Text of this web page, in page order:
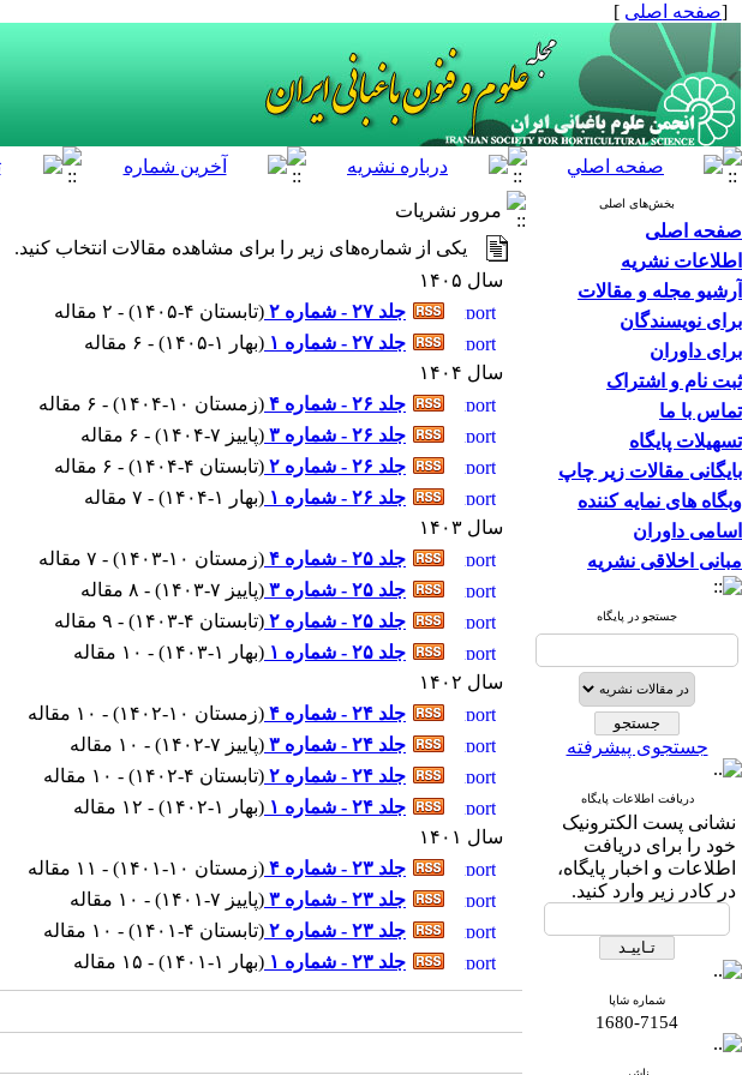
[صفحه اصلی ]
بخش‌های اصلی
صفحه اصلی
اطلاعات نشریه
آرشیو مجله و مقالات
برای نویسندگان
برای داوران
ثبت نام و اشتراک
تماس با ما
تسهیلات پایگاه
بایگانی مقالات زیر چاپ
وبگاه های نمایه کننده
اسامی داوران
مبانی اخلاقی نشریه
جستجو در پایگاه
جستجوی پیشرفته
دریافت اطلاعات پایگاه
نشانی پست الکترونیک
خود را برای دریافت
اطلاعات و اخبار پایگاه،
در کادر زیر وارد کنید.
شماره شاپا
1680-7154
مرور نشریات
یکی از شماره‌های زیر را برای مشاهده مقالات انتخاب کنید.
سال ۱۴۰۵
جلد ۲۷ - شماره ۲
(تابستان ۴-۱۴۰۵
) - ۲ مقاله
جلد ۲۷ - شماره ۱
(بهار ۱-۱۴۰۵
) - ۶ مقاله
سال ۱۴۰۴
جلد ۲۶ - شماره ۴
(زمستان ۱۰-۱۴۰۴
) - ۶ مقاله
جلد ۲۶ - شماره ۳
(پاییز ۷-۱۴۰۴
) - ۶ مقاله
جلد ۲۶ - شماره ۲
(تابستان ۴-۱۴۰۴
) - ۶ مقاله
جلد ۲۶ - شماره ۱
(بهار ۱-۱۴۰۴
) - ۷ مقاله
سال ۱۴۰۳
جلد ۲۵ - شماره ۴
(زمستان ۱۰-۱۴۰۳
) - ۷ مقاله
جلد ۲۵ - شماره ۳
(پاییز ۷-۱۴۰۳
) - ۸ مقاله
جلد ۲۵ - شماره ۲
(تابستان ۴-۱۴۰۳
) - ۹ مقاله
جلد ۲۵ - شماره ۱
(بهار ۱-۱۴۰۳
) - ۱۰ مقاله
سال ۱۴۰۲
جلد ۲۴ - شماره ۴
(زمستان ۱۰-۱۴۰۲
) - ۱۰ مقاله
جلد ۲۴ - شماره ۳
(پاییز ۷-۱۴۰۲
) - ۱۰ مقاله
جلد ۲۴ - شماره ۲
(تابستان ۴-۱۴۰۲
) - ۱۰ مقاله
جلد ۲۴ - شماره ۱
(بهار ۱-۱۴۰۲
) - ۱۲ مقاله
سال ۱۴۰۱
جلد ۲۳ - شماره ۴
(زمستان ۱۰-۱۴۰۱
) - ۱۱ مقاله
جلد ۲۳ - شماره ۳
(پاییز ۷-۱۴۰۱
) - ۱۰ مقاله
جلد ۲۳ - شماره ۲
(تابستان ۴-۱۴۰۱
) - ۱۰ مقاله
جلد ۲۳ - شماره ۱
(بهار ۱-۱۴۰۱ ) - ۱۵ مقاله